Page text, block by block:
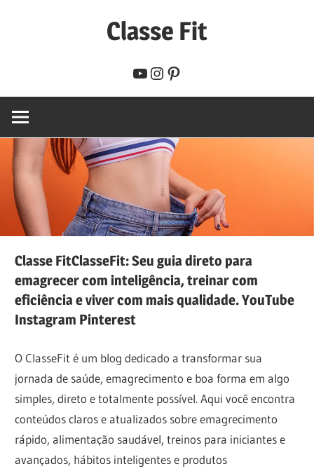
Classe Fit
direto
para
emagrecer
com
inteligência,
treinar
com
e
viver
com
mais
YouTube
Instagram
Pinterest
Classe FitClasseFit: Seu guia direto para
emagrecer com inteligência, treinar com
eficiência e viver com mais qualidade. YouTube
Instagram Pinterest
O ClasseFit é um blog dedicado a transformar sua
jornada de saúde, emagrecimento e boa forma em algo
simples, direto e totalmente possível. Aqui você encontra
conteúdos claros e atualizados sobre emagrecimento
rápido, alimentação saudável, treinos para iniciantes e
avançados, hábitos inteligentes e produtos